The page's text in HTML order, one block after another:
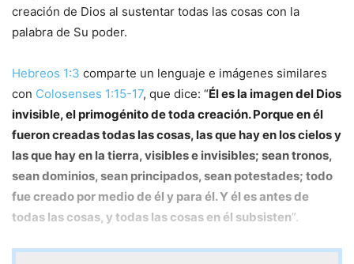
creación de Dios al sustentar todas las cosas con la
palabra de Su poder.
Hebreos 1:3 comparte un lenguaje e imágenes similares
con Colosenses 1:15-17, que dice: “Él es la imagen del Dios
invisible, el primogénito de toda creación. Porque en él
fueron creadas todas las cosas, las que hay en los cielos y
las que hay en la tierra, visibles e invisibles; sean tronos,
sean dominios, sean principados, sean potestades; todo
fue creado por medio de él y para él. Y él es antes de
todas las cosas, y todas las cosas en él subsisten”.